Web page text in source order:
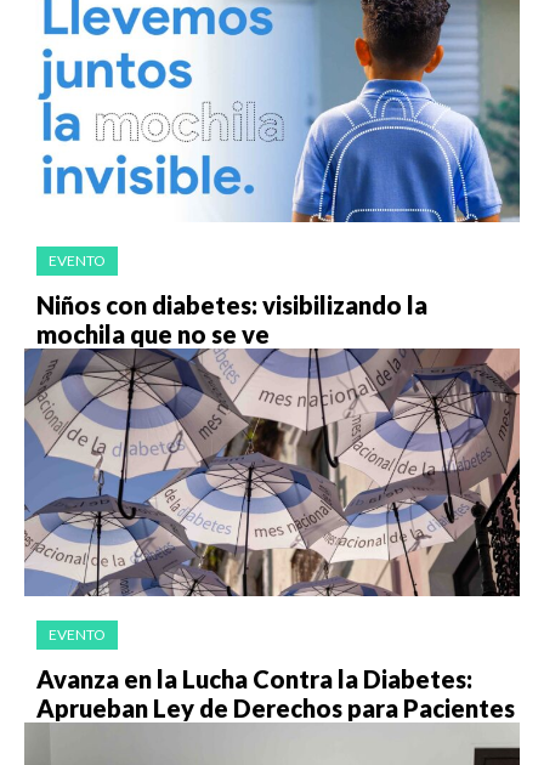
EVENTO
Niños con diabetes: visibilizando la
mochila que no se ve
EVENTO
Avanza en la Lucha Contra la Diabetes:
Aprueban Ley de Derechos para Pacientes